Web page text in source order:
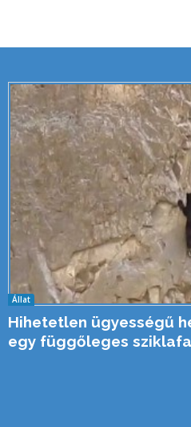
Állat
Hihetetlen ügyességű
egy függőleges